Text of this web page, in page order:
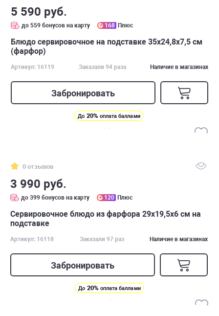
5 590 руб.
до 559 бонусов на карту 168 Плюс
Блюдо сервировочное на подставке 35х24,8х7,5 см
(фарфор)
Артикул: 16119 Заказали 94 раза Наличие в магазинах
Забронировать
До 20% оплата баллами
0 отзывов
3 990 руб.
до 399 бонусов на карту 120 Плюс
Cервировочное блюдо из фарфора 29х19,5х6 см на
подставке
Артикул: 16118 Заказали 97 раз Наличие в магазинах
Забронировать
До 20% оплата баллами